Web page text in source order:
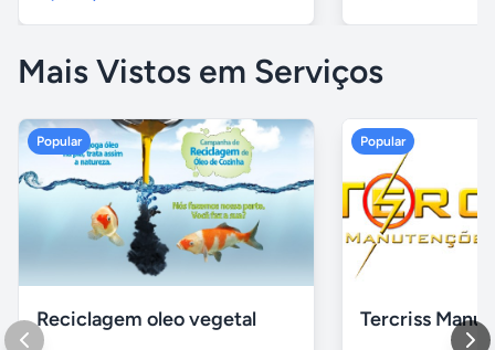
Mais Vistos em Serviços
Popular
Reciclagem oleo vegetal
Popular